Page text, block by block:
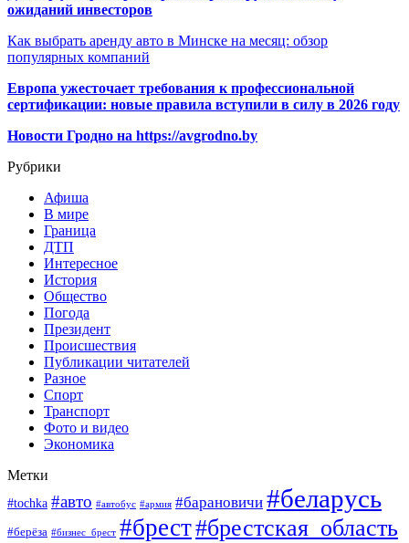
ожиданий инвесторов
Как выбрать аренду авто в Минске на месяц: обзор
популярных компаний
Европа ужесточает требования к профессиональной
сертификации: новые правила вступили в силу в 2026 году
Новости Гродно на https://avgrodno.by
Рубрики
Афиша
В мире
Граница
ДТП
Интересное
История
Общество
Погода
Президент
Происшествия
Публикации читателей
Разное
Спорт
Транспорт
Фото и видео
Экономика
Метки
#tochka #авто #автобус #армия #барановичи #беларусь
#берёза #бизнес_брест #брест#брестская_область